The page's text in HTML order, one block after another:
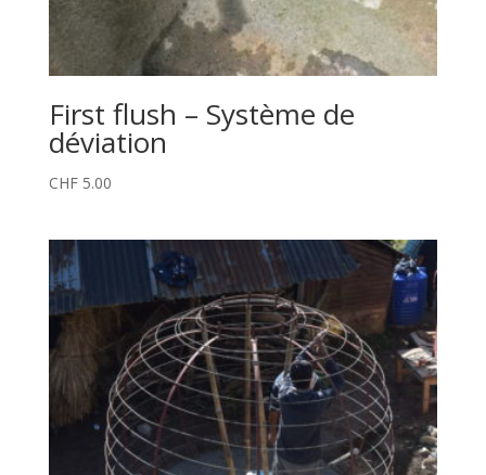
First flush – Système de
déviation
CHF5.00